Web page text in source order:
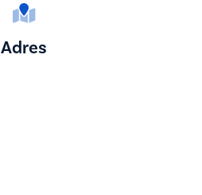
Adres